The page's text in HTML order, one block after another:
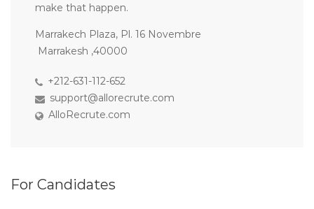
make that happen.
Marrakech Plaza, Pl. 16 Novembre
Marrakesh ,40000
+212-631-112-652
support@allorecrute.com
AlloRecrute.com
For Candidates